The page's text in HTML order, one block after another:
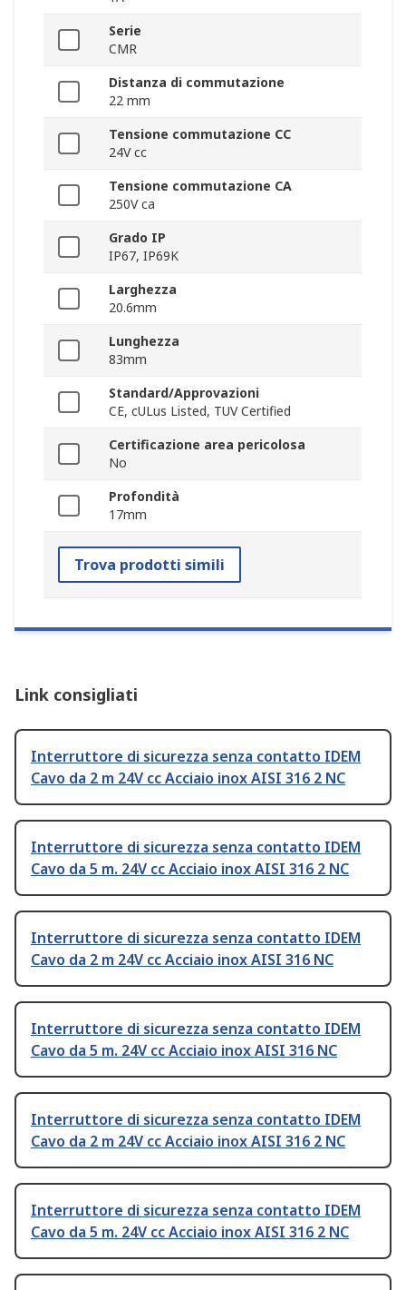
Serie
CMR
Distanza di commutazione
22 mm
Tensione commutazione CC
24V cc
Tensione commutazione CA
250V ca
Grado IP
IP67, IP69K
Larghezza
20.6mm
Lunghezza
83mm
Standard/Approvazioni
CE, cULus Listed, TUV Certified
Certificazione area pericolosa
No
Profondità
17mm
Trova prodotti simili
Link consigliati
Interruttore di sicurezza senza contatto IDEM
Cavo da 2 m 24V cc Acciaio inox AISI 316 2 NC
Interruttore di sicurezza senza contatto IDEM
Cavo da 5 m. 24V cc Acciaio inox AISI 316 2 NC
Interruttore di sicurezza senza contatto IDEM
Cavo da 2 m 24V cc Acciaio inox AISI 316 NC
Interruttore di sicurezza senza contatto IDEM
Cavo da 5 m. 24V cc Acciaio inox AISI 316 NC
Interruttore di sicurezza senza contatto IDEM
Cavo da 2 m 24V cc Acciaio inox AISI 316 2 NC
Interruttore di sicurezza senza contatto IDEM
Cavo da 5 m. 24V cc Acciaio inox AISI 316 2 NC